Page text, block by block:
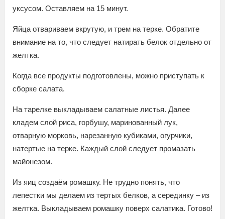
уксусом. Оставляем на 15 минут.
Яйца отвариваем вкрутую, и трем на терке. Обратите
внимание на то, что следует натирать белок отдельно от
желтка.
Когда все продукты подготовлены, можно приступать к
сборке салата.
На тарелке выкладываем салатные листья. Далее
кладем слой риса, горбушу, маринованный лук,
отварную морковь, нарезанную кубиками, огурчики,
натертые на терке. Каждый слой следует промазать
майонезом.
Из яиц создаём ромашку. Не трудно понять, что
лепестки мы делаем из тертых белков, а серединку – из
желтка. Выкладываем ромашку поверх салатика. Готово!